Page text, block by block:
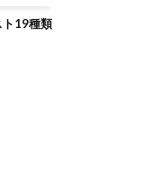
ト19種類